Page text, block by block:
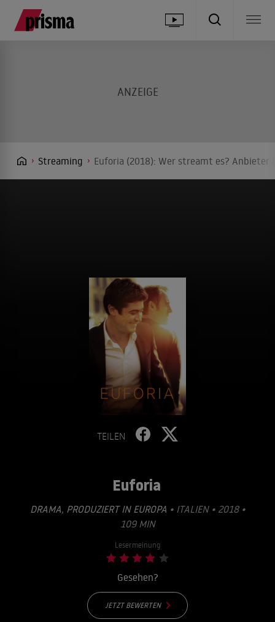
Streaming Euforia (2018): Wer streamt es? Anbieter
TEILEN
Euforia
DRAMA, PRODUZIERT IN EUROPA • ITALIEN • 2018 •
109 MIN
Lesermeinung
Gesehen?
JETZT BEWERTEN